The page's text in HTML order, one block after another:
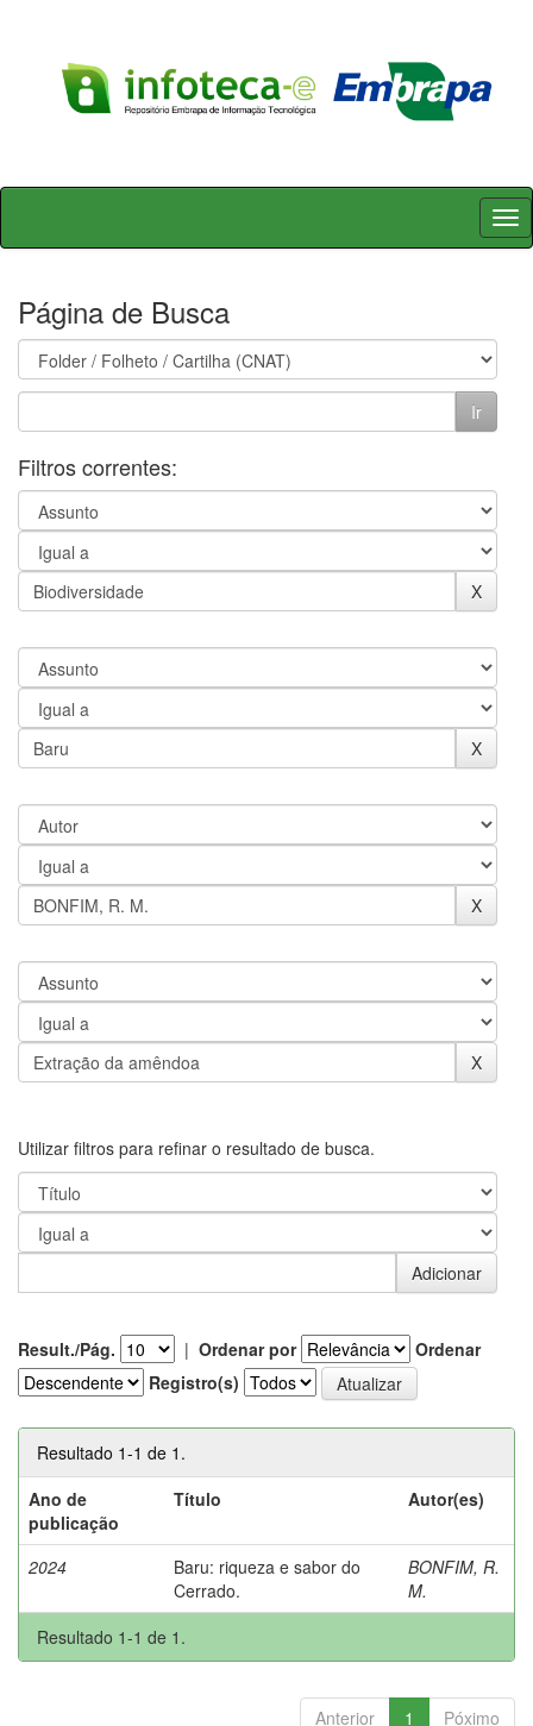
Skip
Página de Busca
Filtros correntes:
Utilizar filtros para refinar o resultado de busca.
Result./Pág. | Ordenar por
Ordenar
Registro(s)
Resultado 1-1 de 1.
Ano de
publicação
Título Autor(es)
2024
Baru: riqueza e sabor do
Cerrado.
BONFIM, R.
M.
Resultado 1-1 de 1.
Anterior 1 Póximo